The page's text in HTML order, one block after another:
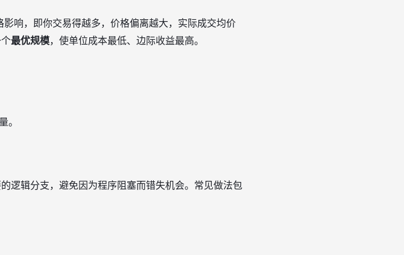
响，即你交易得越多，价格偏离越大，实际成交均价
最优规模，使单位成本最低、边际收益最高。
。
逻辑分支，避免因为程序阻塞而错失机会。常见做法包